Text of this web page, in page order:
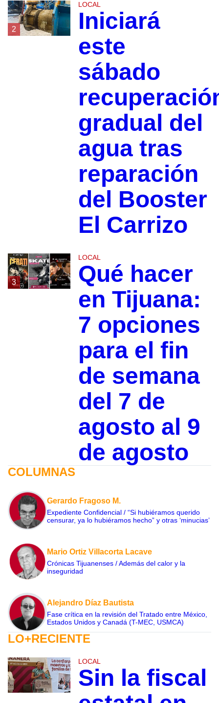
2
LOCAL
Iniciará
este
sábado
gradual del
agua tras
reparación
del Booster
El Carrizo
3
LOCAL
Qué hacer
en Tijuana:
7 opciones
para el fin
de semana
del 7 de
agosto al 9
de agosto
COLUMNAS
Gerardo Fragoso M.
Expediente Confidencial / “Si hubiéramos querido
censurar, ya lo hubiéramos hecho” y otras ‘minucias’
Mario Ortiz Villacorta Lacave
Crónicas Tijuanenses / Además del calor y la
inseguridad
Alejandro Díaz Bautista
Fase crítica en la revisión del Tratado entre México,
Estados Unidos y Canadá (T-MEC, USMCA)
LO+RECIENTE
LOCAL
Sin la fiscal